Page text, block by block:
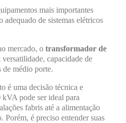
mais importantes
de sistemas elétricos
mercado, o transformador de
versatilidade, capacidade de
de médio porte.
é uma decisão técnica e
pode ser ideal para
fabris até a alimentação
Porém, é preciso entender suas